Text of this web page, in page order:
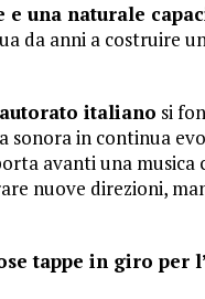
una naturale
da anni a costruire
italiano si
sonora in continua
avanti una musica
nuove direzioni,
tappe in giro per